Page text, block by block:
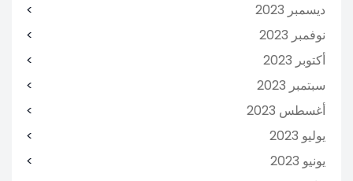
ديسمبر 2023
نوفمبر 2023
أكتوبر 2023
سبتمبر 2023
أغسطس 2023
يوليو 2023
يونيو 2023